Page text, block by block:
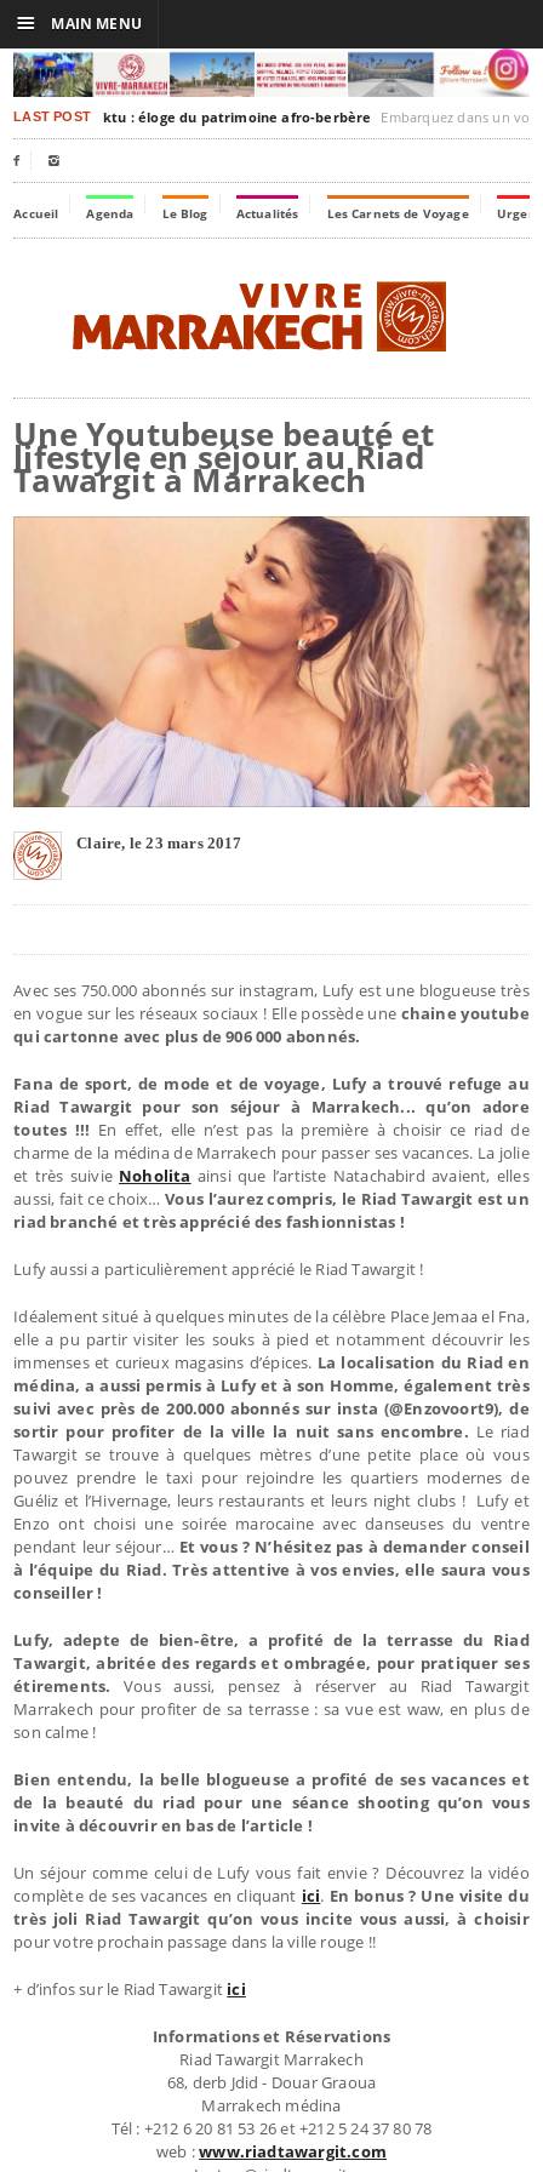
LAST POSTTimbuktu : éloge du patrimoine afro-berbère Embarquez dans un voyage culturel dans le
 
Accueil Agenda Le Blog Actualités Les Carnets de Voyage
Une Youtubeuse beauté et
lifestyle en séjour au Riad
Tawargit à Marrakech
Claire, le 23 mars 2017
Avec ses 750.000 abonnés sur instagram, Lufy est une blogueuse très
en vogue sur les réseaux sociaux ! Elle possède une chaine youtube
qui cartonne avec plus de 906 000 abonnés.
Fana de sport, de mode et de voyage, Lufy a trouvé refuge au
Riad Tawargit pour son séjour à Marrakech... qu’on adore
toutes !!! En effet, elle n’est pas la première à choisir ce riad de
charme de la médina de Marrakech pour passer ses vacances. La jolie
et très suivie Noholita ainsi que l’artiste Natachabird avaient, elles
aussi, fait ce choix…Vous l’aurez compris, le Riad Tawargit est un
riad branché et très apprécié des fashionnistas !
Lufy aussi a particulièrement apprécié le Riad Tawargit !
Idéalement situé à quelques minutes de la célèbre Place Jemaa el Fna,
elle a pu partir visiter les souks à pied et notamment découvrir les
immenses et curieux magasins d’épices. La localisation du Riad en
médina, a aussi permis à Lufy et à son Homme, également très
suivi avec près de 200.000 abonnés sur insta (@Enzovoort9), de
sortir pour profiter de la ville la nuit sans encombre. Le riad
Tawargit se trouve à quelques mètres d’une petite place où vous
pouvez prendre le taxi pour rejoindre les quartiers modernes de
Guéliz et l’Hivernage, leurs restaurants et leurs night clubs ! Lufy et
Enzo ont choisi une soirée marocaine avec danseuses du ventre
pendant leur séjour… Et vous ? N’hésitez pas à demander conseil
à l’équipe du Riad. Très attentive à vos envies, elle saura vous
conseiller !
Lufy, adepte de bien-être, a profité de la terrasse du Riad
Tawargit, abritée des regards et ombragée, pour pratiquer ses
étirements. Vous aussi, pensez à réserver au Riad Tawargit
Marrakech pour profiter de sa terrasse : sa vue est waw, en plus de
son calme !
Bien entendu, la belle blogueuse a profité de ses vacances et
de la beauté du riad pour une séance shooting qu’on vous
invite à découvrir en bas de l’article !
Un séjour comme celui de Lufy vous fait envie ? Découvrez la vidéo
complète de ses vacances en cliquant ici. En bonus ? Une visite du
très joli Riad Tawargit qu’on vous incite vous aussi, à choisir
pour votre prochain passage dans la ville rouge !!
+ d’infos sur le Riad Tawargit ici
Informations et Réservations
Riad Tawargit Marrakech
68, derb Jdid - Douar Graoua
Marrakech médina
Tél : +212 6 20 81 53 26 et +212 5 24 37 80 78
web :www.riadtawargit.com
☰ MAIN MENU